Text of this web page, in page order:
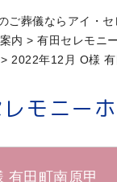
ご葬儀ならアイ・セ
内 > 有田セレモニ
> 2022年12月 O様
モニー
有田町南原甲